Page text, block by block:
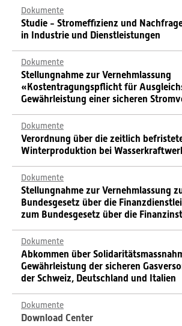
Dokumente
Studie - Stromeffizienz und
in Industrie und Dienstleistungen
Dokumente
Stellungnahme zur Vernehmlassung
«Kostentragungspflicht für
Gewährleistung einer sicheren
Dokumente
Verordnung über die zeitlich
Winterproduktion bei
Dokumente
Stellungnahme zur Vernehmlassung
Bundesgesetz über die
zum Bundesgesetz über die
Dokumente
Abkommen über
Gewährleistung der sicheren
der Schweiz, Deutschland und Italien
Dokumente
Download Center